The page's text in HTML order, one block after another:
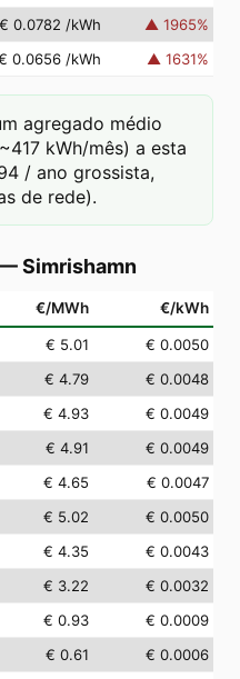
€ 0.0782 /kWh ▲ 1965%
0.0656 /kWh ▲ 1631%
agregado médio
kWh/mês) a esta
/ ano grossista,
de rede).
Simrishamn
€/MWh €/kWh
€ 5.01
€ 0.0050
€ 4.79
€ 0.0048
€ 4.93
€ 0.0049
€ 4.91
€ 0.0049
€ 4.65
€ 0.0047
€ 5.02
€ 0.0050
€ 4.35
€ 0.0043
€ 3.22
€ 0.0032
€ 0.93
€ 0.0009
€ 0.61
€ 0.0006